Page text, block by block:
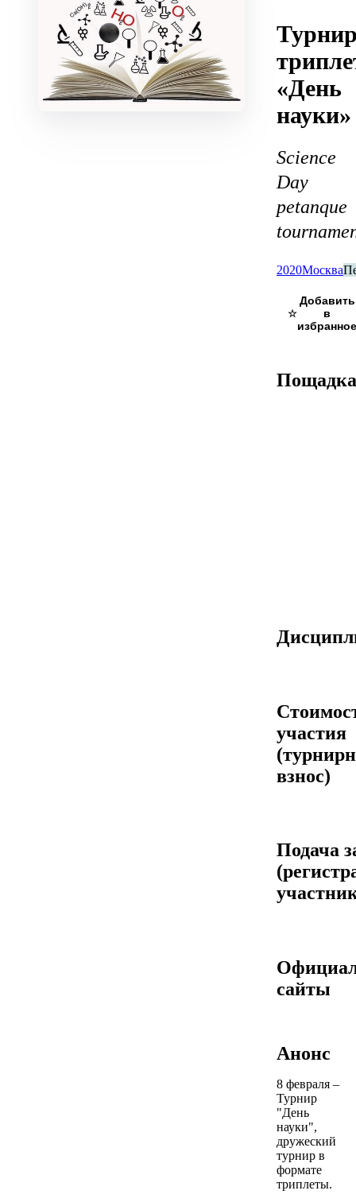
«День
науки»
Science
Day
petanque
2020Москва
☆
Пощадка
участия
взнос)
Подача
сайты
Анонс
8 февраля –
Турнир
"День
науки",
дружеский
турнир в
формате
триплеты.